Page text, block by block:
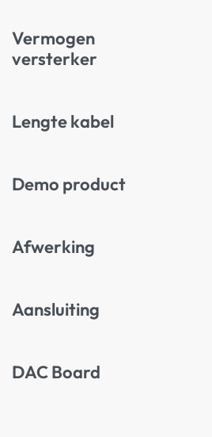
Vermogen
versterker
Lengte kabel
Demo product
Afwerking
Aansluiting
DAC Board